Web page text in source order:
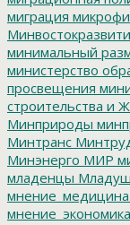
миграция
минимальный
министерство
просвещения
строительства и
Минприроды
Минтранс
Минэнерго МИР
младенцы
мнение_медицина
мнение_экономика